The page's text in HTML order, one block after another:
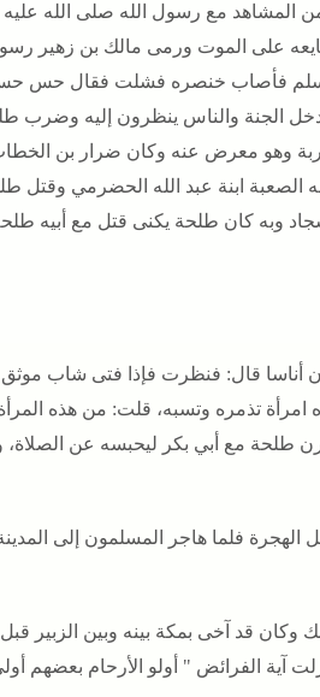
المشاهد مع رسول الله صلى الله
على الموت ورمى مالك بن زهير
وسلم فأصاب خنصره فشلت فقال حس
الجنة والناس ينظرون إليه وضرب
وهو معرض عنه وكان ضرار بن
الصعبة ابنة عبد الله الحضرمي وقتل
وبه كان طلحة يكنى قتل مع أبيه
أناسا قال: فنظرت فإذا فتى شاب موثق
امرأة تذمره وتسبه، قلت: من هذه
طلحة مع أبي بكر ليحبسه عن الصلاة،
الهجرة فلما هاجر المسلمون إلى
وكان قد آخى بمكة بينه وبين الزبير قبل
آية الفرائض " أولو الأرحام بعضهم